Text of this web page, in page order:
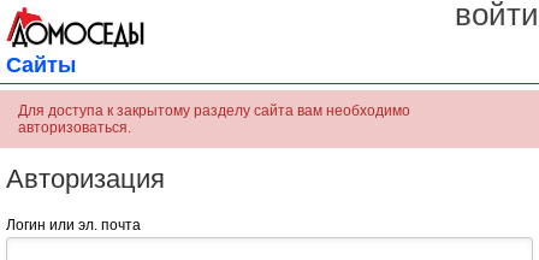
войти
Сайты
Для доступа к закрытому разделу сайта вам необходимо
авторизоваться.
Авторизация
Логин или эл. почта